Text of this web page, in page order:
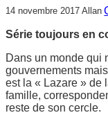
14 novembre 2017 Allan
Série toujours en
Dans un monde qui
gouvernements
est la « Lazare » de
famille,
reste de son cercle.